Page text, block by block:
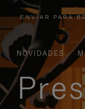
,
POR
SUA
NOVIDADES